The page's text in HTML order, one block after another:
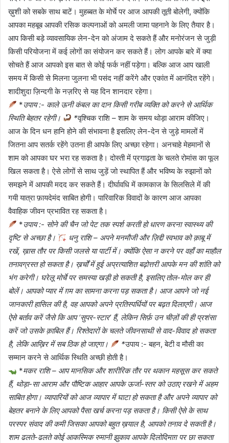
ख़ुशी को सबके साथ बाटें। मुहब्बत के मोर्चे पर आज आपकी तूती बोलेगी, क्योंकि
आपका महबूब आपकी रसिक कल्पनाओं को अमली जामा पहनाने के लिए तैयार है।
आप किसी बड़े व्यावसायिक लेन-देन को अंजाम दे सकते हैं और मनोरंजन से जुड़ी
किसी परियोजना में कई लोगों का संयोजन कर सकते हैं। लोग आपके बारे में क्या
सोचते हैं आज आपको इस बात से कोई फर्क नहीं पड़ेगा। बल्कि आज आप खाली
समय में किसी से मिलना जुलना भी पसंद नहीं करेंगे और एकांत में आनंदित रहेंगे।
शादीशुदा ज़िन्दगी के नज़रिए से यह दिन शानदार रहेगा।
*उपाय :- काले ऊनी कंबल का दान किसी गरीब व्यक्ति को करने से आर्थिक
स्थिति बेहतर रहेगी।
*वृश्चिक राशि – शाम के समय थोड़ा आराम कीजिए।
आज के दिन धन हानि होने की संभावना है इसलिए लेन-देन से जुड़े मामलों में
जितना आप सतर्क रहेंगे उतना ही आपके लिए अच्छा रहेगा। अनचाहे मेहमानों से
शाम को आपका घर भरा रह सकता है। दोस्ती में प्रगाढ़ता के चलते रोमांस का फूल
खिल सकता है। ऐसे लोगों से साथ जुड़ें जो स्थापित हैं और भविष्य के रुझानों को
समझने में आपकी मदद कर सकते हैं। दीर्घावधि में कामकाज के सिलसिले में की
गयी यात्रा फ़ायदेमंद साबित होगी। पारिवारिक विवादों के कारण आज आपका
वैवाहिक जीवन प्रभावित रह सकता है।
*उपाय :- सोने की चैन जो पेट तक स्पर्श करती हो धारण करना स्वास्थ्य की
दृष्टि से अच्छा है।
धनु राशि – अपने मनमौजी और ज़िद्दी स्वभाव को क़ाबू में
रखें, ख़ास तौर पर किसी जलसे या पार्टी में। क्योंकि ऐसा न करने पर वहाँ का माहौल
तनावग्रस्त हो सकता है। ख़र्चों में हुई अप्रत्याशित बढ़ोत्तरी आपके मन की शांति को
भंग करेगी। घरेलू मोर्चे पर समस्या खड़ी हो सकती है, इसलिए तोल-मोल कर ही
बोलें। आपको प्यार में ग़म का सामना करना पड़ सकता है। आज आपने जो नई
जानकारी हासिल की है, वह आपको अपने प्रतिस्पर्धियों पर बढ़त दिलाएगी। आज
ऐसे बर्ताव करें जैसे कि आप ‘सुपर-स्टार’ हैं, लेकिन सिर्फ़ उन चीज़ों की ही प्रशंसा
करें जो उसके क़ाबिल हैं। रिश्तेदारों के चलते जीवनसाथी से वाद-विवाद हो सकता
है, लेकि आख़िर में सब ठिक हो जाएगा।
*उपाय :- बहन, बेटी व मौसी का
सम्मान करने से आर्थिक स्थिति अच्छी होती है।
*मकर राशि – आप मानसिक और शारीरिक तौर पर थकान महसूस कर सकते
हैं, थोड़ा-सा आराम और पौष्टिक आहार आपके ऊर्जा-स्तर को उठाए रखने में अहम
साबित होगा। व्यापारियों को आज व्यापार में घाटा हो सकता है और अपने व्यापार को
बेहतर बनाने के लिए आपको पैसा खर्च करना पड़ सकता है। किसी ऐसे के साथ
परस्पर संवाद की कमी जिसका आपको बहुत ख़याल है, आपको तनाव दे सकती है।
शाम ढलते-ढलते कोई आकस्मिक रुमानी झुकाव आपके दिलोदिमाग़ पर छा सकता